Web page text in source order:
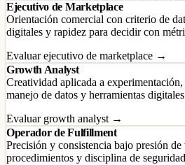
Ejecutivo de Marketplace
Orientación comercial con criterio de
digitales y rapidez para decidir con
Evaluar ejecutivo de marketplace →
Growth Analyst
Creatividad aplicada a
manejo de datos y herramientas
Evaluar growth analyst →
Operador de Fulfillment
Precisión y consistencia bajo presión
procedimientos y disciplina de